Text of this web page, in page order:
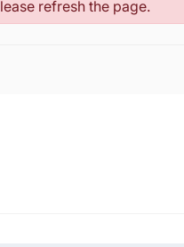
refresh the page.